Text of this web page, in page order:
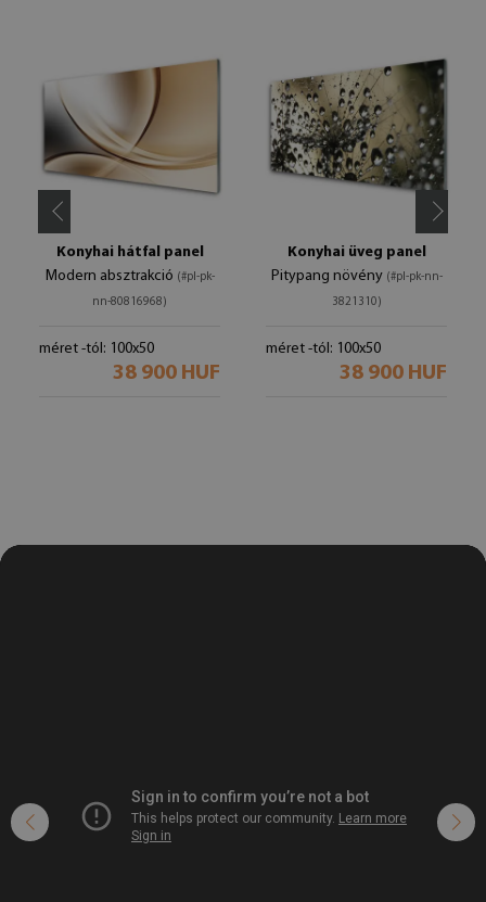
Konyhai hátfal panel
Modern absztrakció (#pl-pk-
nn-80816968)
méret -tól: 100x50
38 900 HUF
Konyhai üveg panel
Pitypang növény (#pl-pk-nn-
3821310)
méret -tól: 100x50
38 900 HUF